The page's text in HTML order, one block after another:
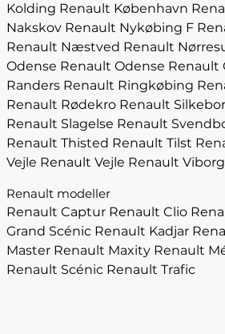
Kolding Renault København
Nakskov Renault Nykøbing F
Renault Næstved Renault
Odense Renault Odense Renault
Randers Renault Ringkøbing
Renault Rødekro Renault
Renault Slagelse Renault
Renault Thisted Renault Tilst
Vejle Renault Vejle Renault Viborg
Renault modeller
Renault Captur Renault Clio
Grand Scénic Renault Kadjar
Master Renault Maxity Renault
Renault Scénic Renault Trafic